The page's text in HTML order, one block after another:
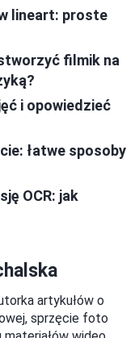
lineart: proste
filmik na
i opowiedzieć
łatwe sposoby
OCR: jak
artykułów o
sprzęcie foto